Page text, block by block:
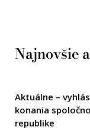
Najnovšie
Aktuálne –
konania
republike